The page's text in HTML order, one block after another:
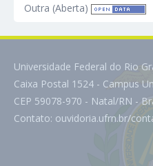
Outra (Aberta)
Universidade Federal do Rio
Caixa Postal 1524 - Campus
CEP 59078-970 - Natal/RN -
Contato: ouvidoria.ufrn.br/